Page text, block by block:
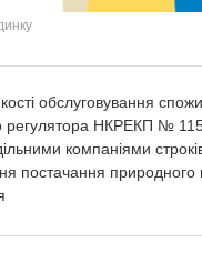
обслуговування
регулятора НКРЕКП №
компаніями
постачання природного